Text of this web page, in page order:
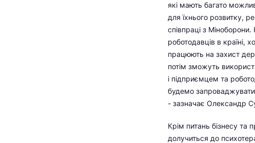
які мають багато
для їхнього розвитку,
співпраці з
роботодавців в країні,
працюють на захист
потім зможуть
і підприємцем та
будемо
- зазначає Олександр
Крім питань бізнесу та
долучиться до